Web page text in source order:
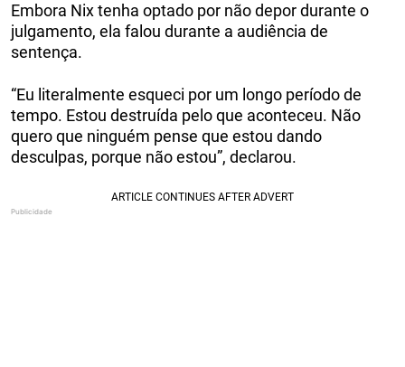
Embora Nix tenha optado por não depor durante o
julgamento, ela falou durante a audiência de
sentença.
“Eu literalmente esqueci por um longo período de
tempo. Estou destruída pelo que aconteceu. Não
quero que ninguém pense que estou dando
desculpas, porque não estou”, declarou.